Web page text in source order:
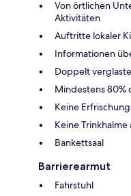
Von örtlichen
Aktivitäten
Auftritte lokaler
Informationen
Doppelt
Mindestens 80%
Keine
Keine Trinkhalme
Bankettsaal
Barrierearmut
Fahrstuhl